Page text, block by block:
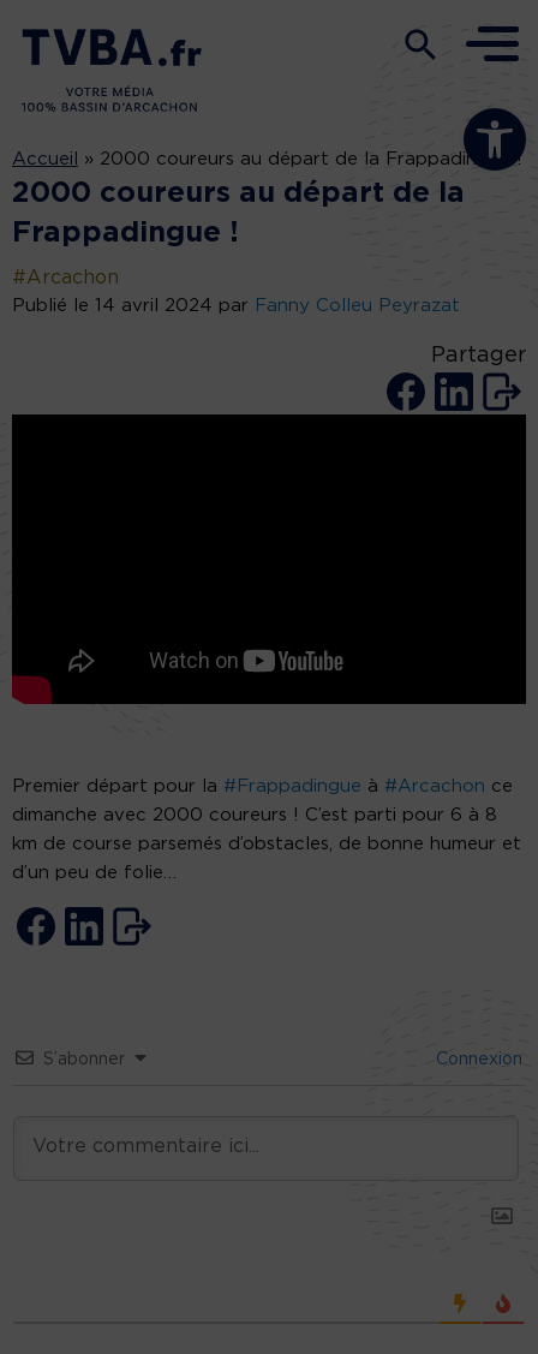
Ouvrir la
Accueil » 2000 coureurs au départ de la Frappadingue !
2000 coureurs au départ de la
Frappadingue !
#Arcachon
Publié le 14 avril 2024 par Fanny Colleu Peyrazat
Partager
Premier départ pour la #Frappadingue à #Arcachon ce
dimanche avec 2000 coureurs ! C’est parti pour 6 à 8
km de course parsemés d’obstacles, de bonne humeur et
d’un peu de folie…
S’abonner Connexion